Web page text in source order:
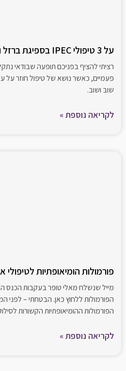
על 3 טיפולי IPEC בספיגת ברזל ורגישות לברזל.
רציתי להציף בפניכם תופעה שבודאי
פעמיים, כאשר נושא של טיפול חוזר על
שוב ושוב.
לקריאה נוספת »
פורמולות הומיאופתיות לטיפולי
מייל שנשלח מאלי טופר בעקבות הכנס
הפורמולות ללחוץ כאן. הבטחתי – לפני
הפורמולות ההומיאופתיות הקשורות
לקריאה נוספת »